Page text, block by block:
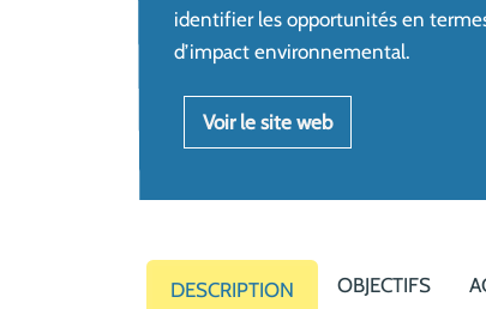
identifier les opportunités en
d’impact environnemental.
Voir le site web
DESCRIPTION OBJECTIFS